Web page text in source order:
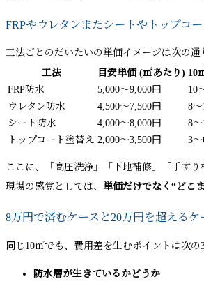
FRPやウレタンまたシートやトップコ
工法ごとのだいたいの単価イメージは次の通
工法
目安単価 (㎡あたり) 10
FRP防水
5,000〜9,000円 10
ウレタン防水
4,500〜7,500円 8
シート防水
4,000〜8,000円 8
トップコート塗替え 2,000〜3,500円 3
ここに、「高圧洗浄」「下地補修」「手す
現場の感覚としては、 単価だけでなく“どこ
8万円で済むケースと20万円を超える
同じ10㎡でも、費用差を生むポイントは次の3
防水層が生きているかどうか